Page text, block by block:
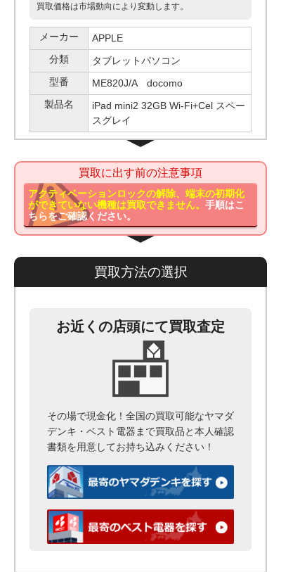
買取価格は市場動向により変動します。
メーカー
APPLE
分類
タブレットパソコン
型番
ME820J/A docomo
製品名
iPad mini2 32GB Wi-Fi+Cel スペー
スグレイ
買取に出す前の注意事項
アクティベーションロックの解除、端末の初期化
ができていない機種は買取できません。手順はこ
ちらをご確認ください。
買取方法の選択
お近くの店頭にて買取査定
その場で現金化！全国の買取可能なヤマダ
デンキ・ベスト電器まで買取品と本人確認
書類を用意してお持ち込みください！